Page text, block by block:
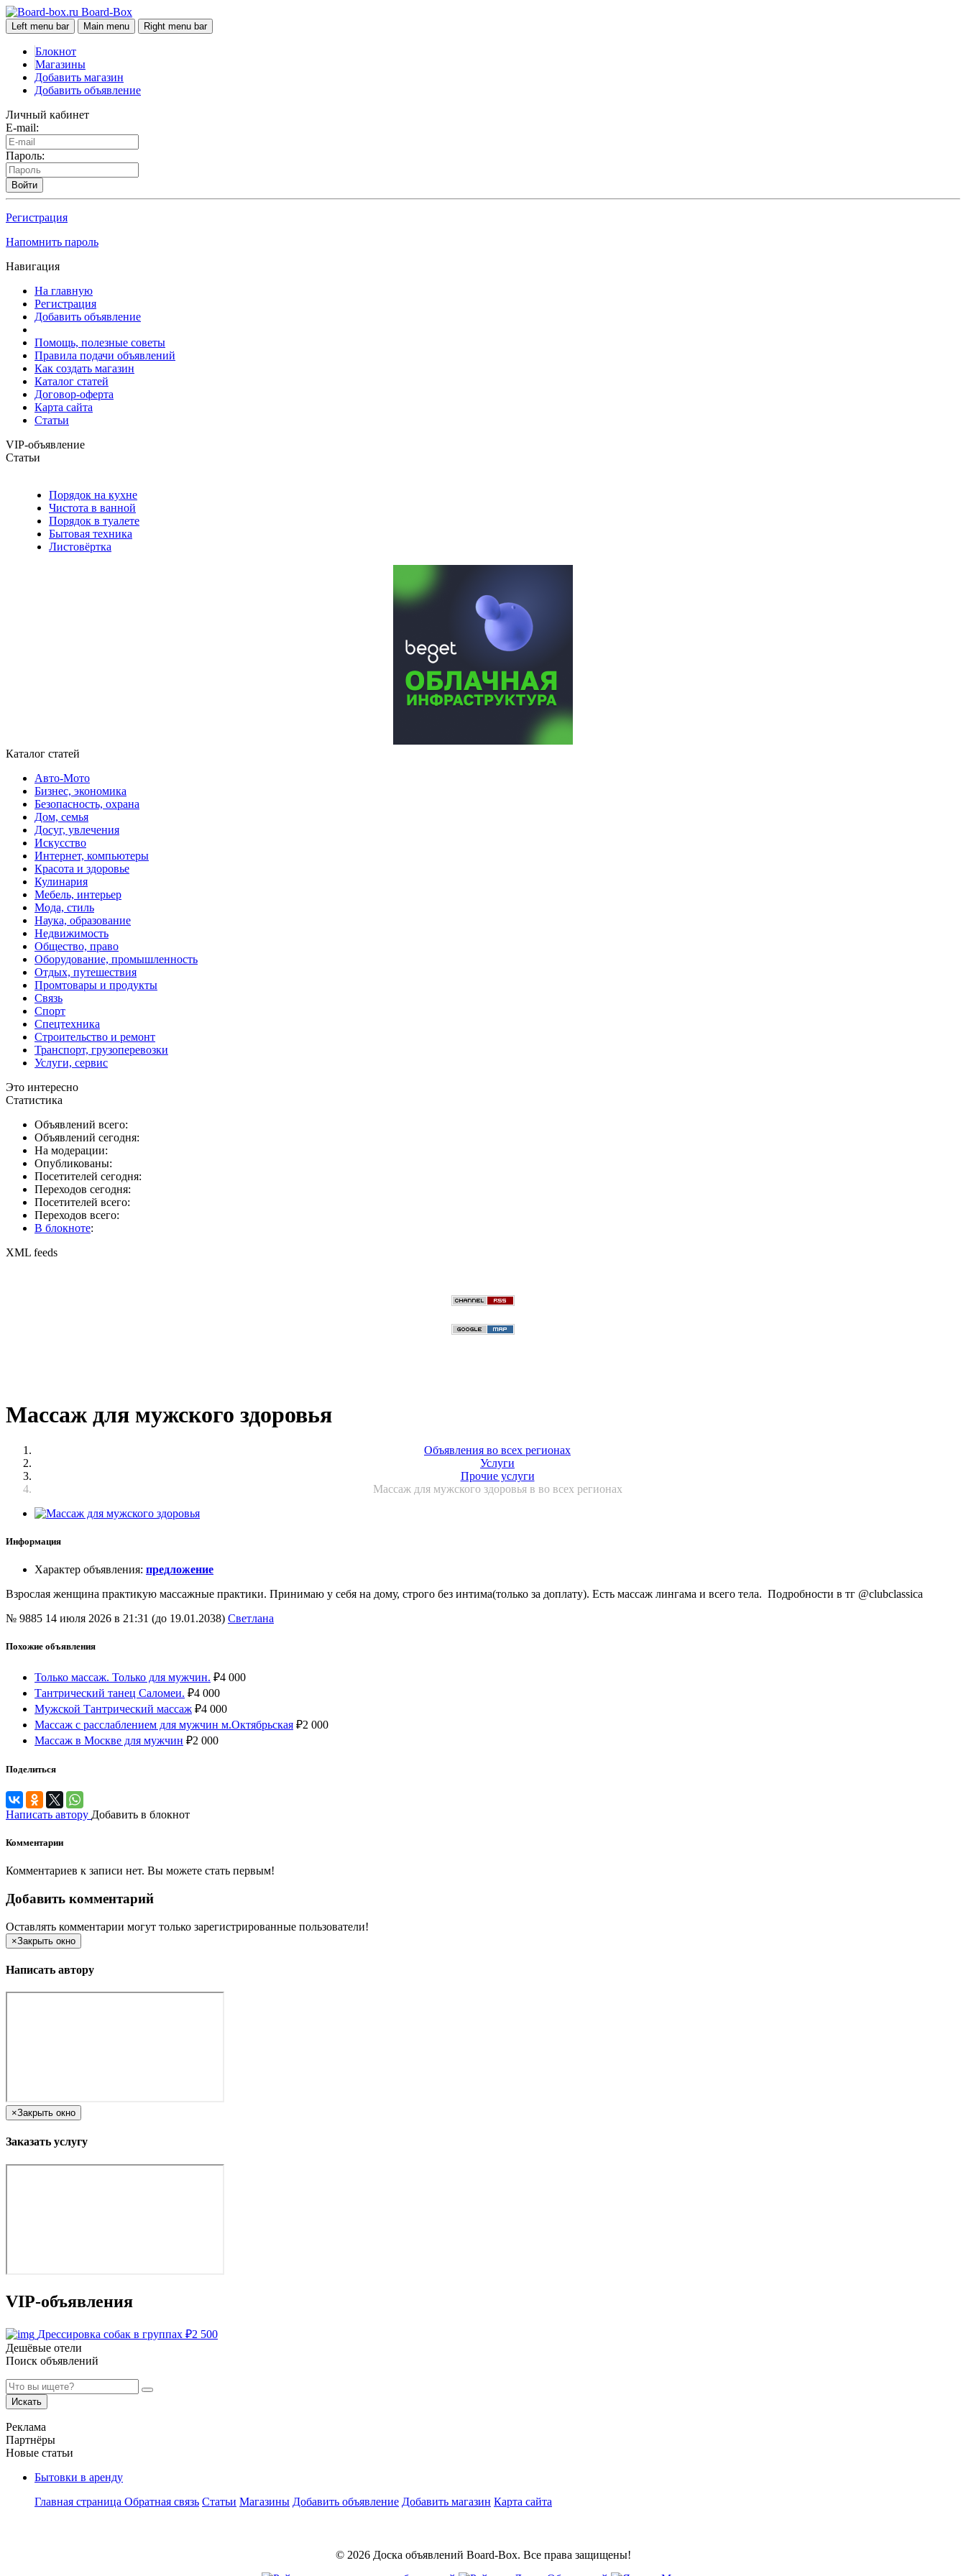
Board-Box
Left menu bar Main menu Right menu bar
Блокнот
Магазины
Добавить магазин
Добавить объявление
Личный кабинет
E-mail:
Пароль:
Войти
Регистрация
Напомнить пароль
Навигация
На главную
Регистрация
Добавить объявление
Помощь, полезные советы
Правила подачи объявлений
Как создать магазин
Каталог статей
Договор-оферта
Карта сайта
Статьи
VIP-объявление
Статьи
Порядок на кухне
Чистота в ванной
Порядок в туалете
Бытовая техника
Листовёртка
Каталог статей
Авто-Мото
Бизнес, экономика
Безопасность, охрана
Дом, семья
Досуг, увлечения
Искусство
Интернет, компьютеры
Красота и здоровье
Кулинария
Мебель, интерьер
Мода, стиль
Наука, образование
Недвижимость
Общество, право
Оборудование, промышленность
Отдых, путешествия
Промтовары и продукты
Связь
Спорт
Спецтехника
Строительство и ремонт
Транспорт, грузоперевозки
Услуги, сервис
Это интересно
Статистика
Объявлений всего:
Объявлений сегодня:
На модерации:
Опубликованы:
Посетителей сегодня:
Переходов сегодня:
Посетителей всего:
Переходов всего:
В блокноте:
XML feeds
Массаж для мужского здоровья
Объявления во всех регионах
Услуги
Прочие услуги
Массаж для мужского здоровья в во всех регионах
Информация
Характер объявления: предложение
Взрослая женщина практикую массажные практики. Принимаю у себя на дому, строго без интима(только за доплату). Есть массаж лингама и всего тела. Подробности в тг @clubclassica
№ 9885 14 июля 2026 в 21:31 (до 19.01.2038) Светлана
Похожие объявления
Только массаж. Только для мужчин. ₽4 000
Тантрический танец Саломеи. ₽4 000
Мужской Тантрический массаж ₽4 000
Массаж с расслаблением для мужчин м.Октябрьская ₽2 000
Массаж в Москве для мужчин ₽2 000
Поделиться
Написать автору Добавить в блокнот
Комментарии
Комментариев к записи нет. Вы можете стать первым!
Добавить комментарий
Оставлять комментарии могут только зарегистрированные пользователи!
×Закрыть окно
Написать автору
×Закрыть окно
Заказать услугу
VIP-объявления
Дрессировка собак в группах ₽2 500
Дешёвые отели
Поиск объявлений
Искать
Реклама
Партнёры
Новые статьи
Бытовки в аренду
Главная страница Обратная связь Статьи Магазины Добавить объявление Добавить магазин Карта сайта
© 2026 Доска объявлений Board-Box. Все права защищены!